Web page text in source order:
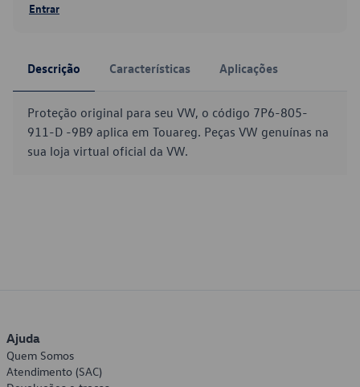
Entrar
Descrição Características Aplicações
Proteção original para seu VW, o código 7P6-805-
911-D -9B9 aplica em Touareg. Peças VW genuínas na
sua loja virtual oficial da VW.
Ajuda
Quem Somos
Atendimento (SAC)